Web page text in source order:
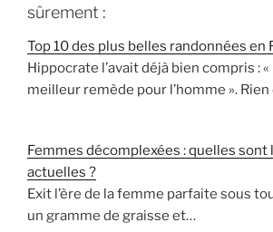
sûrement :
Top 10 des plus belles randonnées en
Hippocrate l’avait déjà bien compris :
meilleur remède pour l’homme ».
Femmes décomplexées : quelles
actuelles ?
Exit l’ère de la femme parfaite sous
un gramme de graisse et…